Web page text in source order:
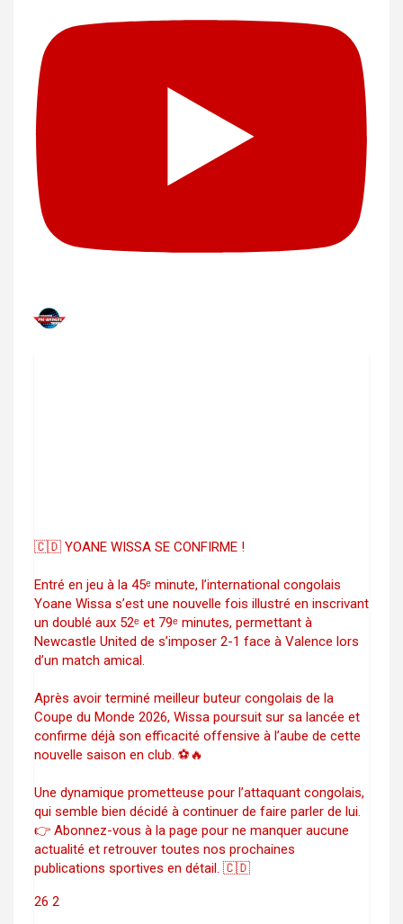
🇨🇩 YOANE WISSA SE CONFIRME !
Entré en jeu à la 45ᵉ minute, l’international congolais
Yoane Wissa s’est une nouvelle fois illustré en inscrivant
un doublé aux 52ᵉ et 79ᵉ minutes, permettant à
Newcastle United de s’imposer 2-1 face à Valence lors
d’un match amical.
Après avoir terminé meilleur buteur congolais de la
Coupe du Monde 2026, Wissa poursuit sur sa lancée et
confirme déjà son efficacité offensive à l’aube de cette
nouvelle saison en club. ⚽🔥
Une dynamique prometteuse pour l’attaquant congolais,
qui semble bien décidé à continuer de faire parler de lui.
👉 Abonnez-vous à la page pour ne manquer aucune
actualité et retrouver toutes nos prochaines
publications sportives en détail. 🇨🇩
26 2